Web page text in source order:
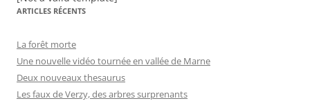
ARTICLES RÉCENTS
La forêt morte
Une nouvelle vidéo tournée en vallée de Marne
Deux nouveaux thesaurus
Les faux de Verzy, des arbres surprenants